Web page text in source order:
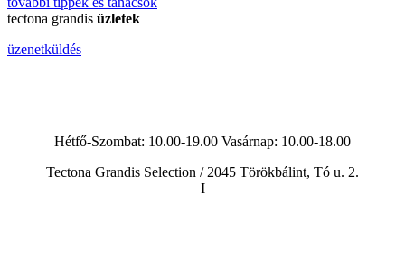
tectona grandis üzletek
üzenetküldés
Hétfő-Szombat: 10.00-19.00 Vasárnap: 10.00-18.00
Tectona Grandis Selection / 2045 Törökbálint, Tó u. 2.
I